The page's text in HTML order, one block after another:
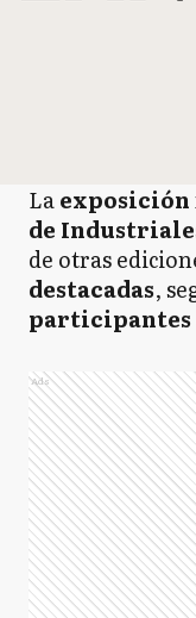
Laexposición
de
de otras
destacadas,
participantes
Ads